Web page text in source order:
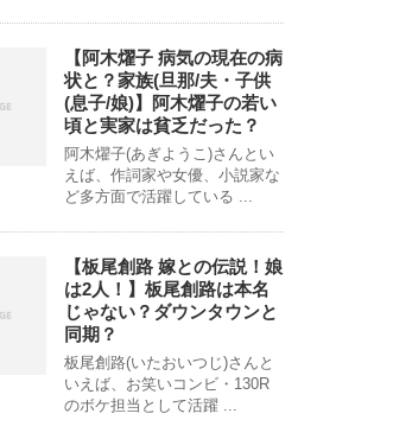
【阿木燿子 病気の現在の病
状と？家族(旦那/夫・子供
(息子/娘)】阿木燿子の若い
頃と実家は貧乏だった？
阿木燿子(あぎようこ)さんとい
えば、作詞家や女優、小説家な
ど多方面で活躍している ...
【板尾創路 嫁との伝説！娘
は2人！】板尾創路は本名
じゃない？ダウンタウンと
同期？
板尾創路(いたおいつじ)さんと
いえば、お笑いコンビ・130R
のボケ担当として活躍 ...